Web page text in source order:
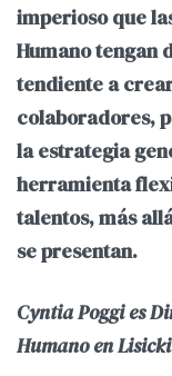
imperioso que
Humano tengan
tendiente a
colaboradores,
la estrategia
herramienta
talentos, más
se presentan.
Cyntia Poggi es
Humano en